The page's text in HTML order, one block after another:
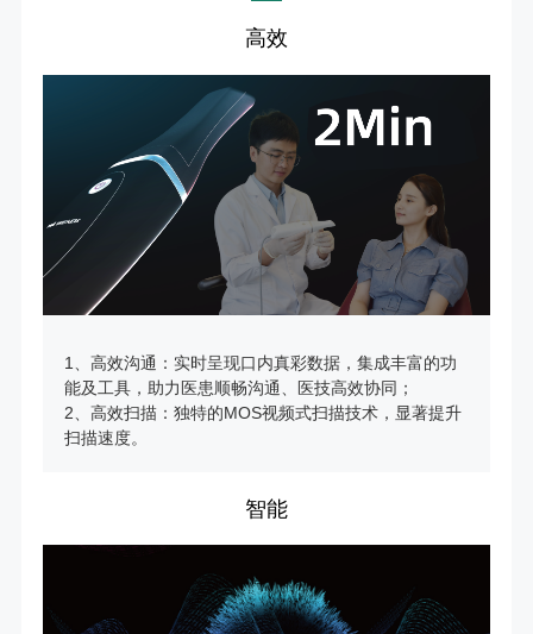
高效
1、高效沟通：实时呈现口内真彩数据，集成丰富的功
能及工具，助力医患顺畅沟通、医技高效协同；
2、高效扫描：独特的MOS视频式扫描技术，显著提升
扫描速度。
智能